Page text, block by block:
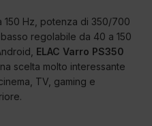
150 Hz, potenza di 350/700
regolabile da 40 a 150
ELAC Varro PS350
scelta molto interessante
TV, gaming e